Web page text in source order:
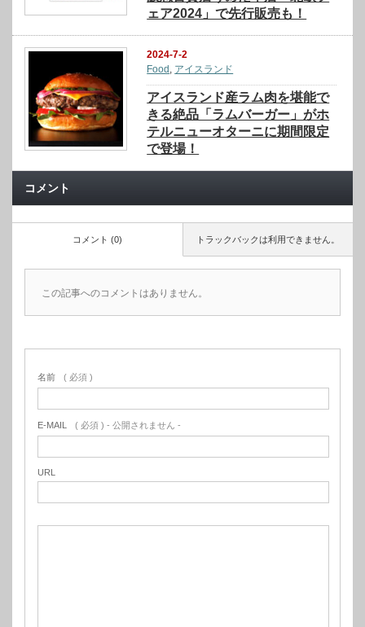
ェア2024」で先行販売も！
2024-7-2
Food , アイスランド
アイスランド産ラム肉を堪能で
きる絶品「ラムバーガー」がホ
テルニューオターニに期間限定
で登場！
コメント
トラックバックは利用できません。
コメント (0)
この記事へのコメントはありません。
名前 ( 必須 )
E-MAIL ( 必須 ) - 公開されません -
URL